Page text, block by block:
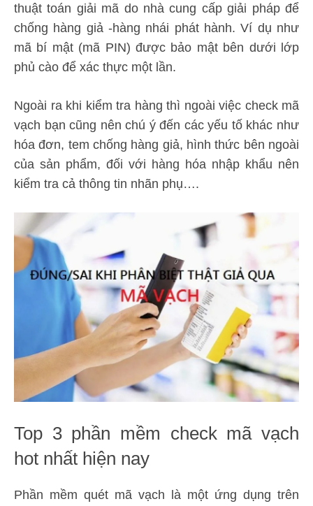
thuật toán giải mã do nhà cung cấp giải pháp để
chống hàng giả -hàng nhái phát hành. Ví dụ như
mã bí mật (mã PIN) được bảo mật bên dưới lớp
phủ cào để xác thực một lần.
Ngoài ra khi kiểm tra hàng thì ngoài việc check mã
vạch bạn cũng nên chú ý đến các yếu tố khác như
hóa đơn, tem chống hàng giả, hình thức bên ngoài
của sản phẩm, đối với hàng hóa nhập khẩu nên
kiểm tra cả thông tin nhãn phụ….
Top 3 phần mềm check mã vạch
hot nhất hiện nay
Phần mềm quét mã vạch là một ứng dụng trên